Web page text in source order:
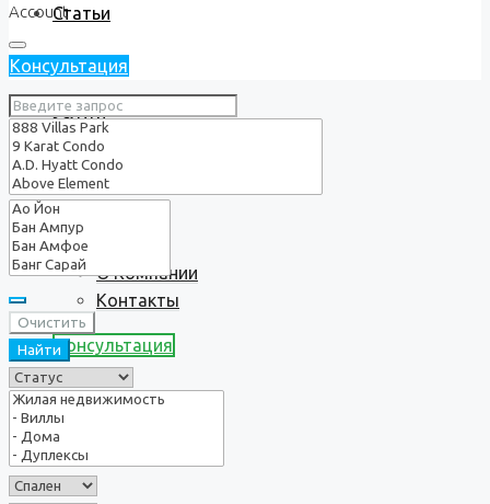
Статьи
Услуги
О нас
О Компании
Контакты
Консультация
Account
Консультация
Очистить
Найти